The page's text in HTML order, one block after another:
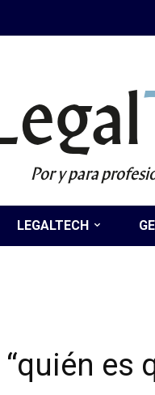
Por y para
LEGALTECH
es